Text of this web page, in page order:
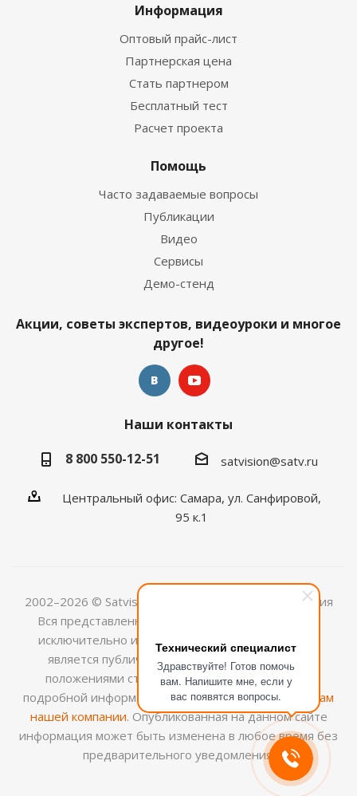
Технический специалист
Здравствуйте! Готов помочь
вам. Напишите мне, если у
вас появятся вопросы.
Информация
Оптовый прайс-лист
Партнерская цена
Стать партнером
Бесплатный тест
Расчет проекта
Помощь
Часто задаваемые вопросы
Публикации
Видео
Сервисы
Демо-стенд
Акции, советы экспертов, видеоуроки и многое
другое!
Наши контакты
8 800 550-12-51
satvision@satv.ru
Центральный офис: Самара, ул. Санфировой,
95 к.1
2002–2026 © Satvision — системы видеонаблюдения
Вся представленная на сайте информация носит
исключительно информационный характер и не
является публичной офертой, определяемой
положениями ст.437 (2) ГК РФ. Для получения
подробной информации обращайтесь кменеджерам
нашей компании. Опубликованная на данном сайте
информация может быть изменена в любое время без
предварительного уведомления.